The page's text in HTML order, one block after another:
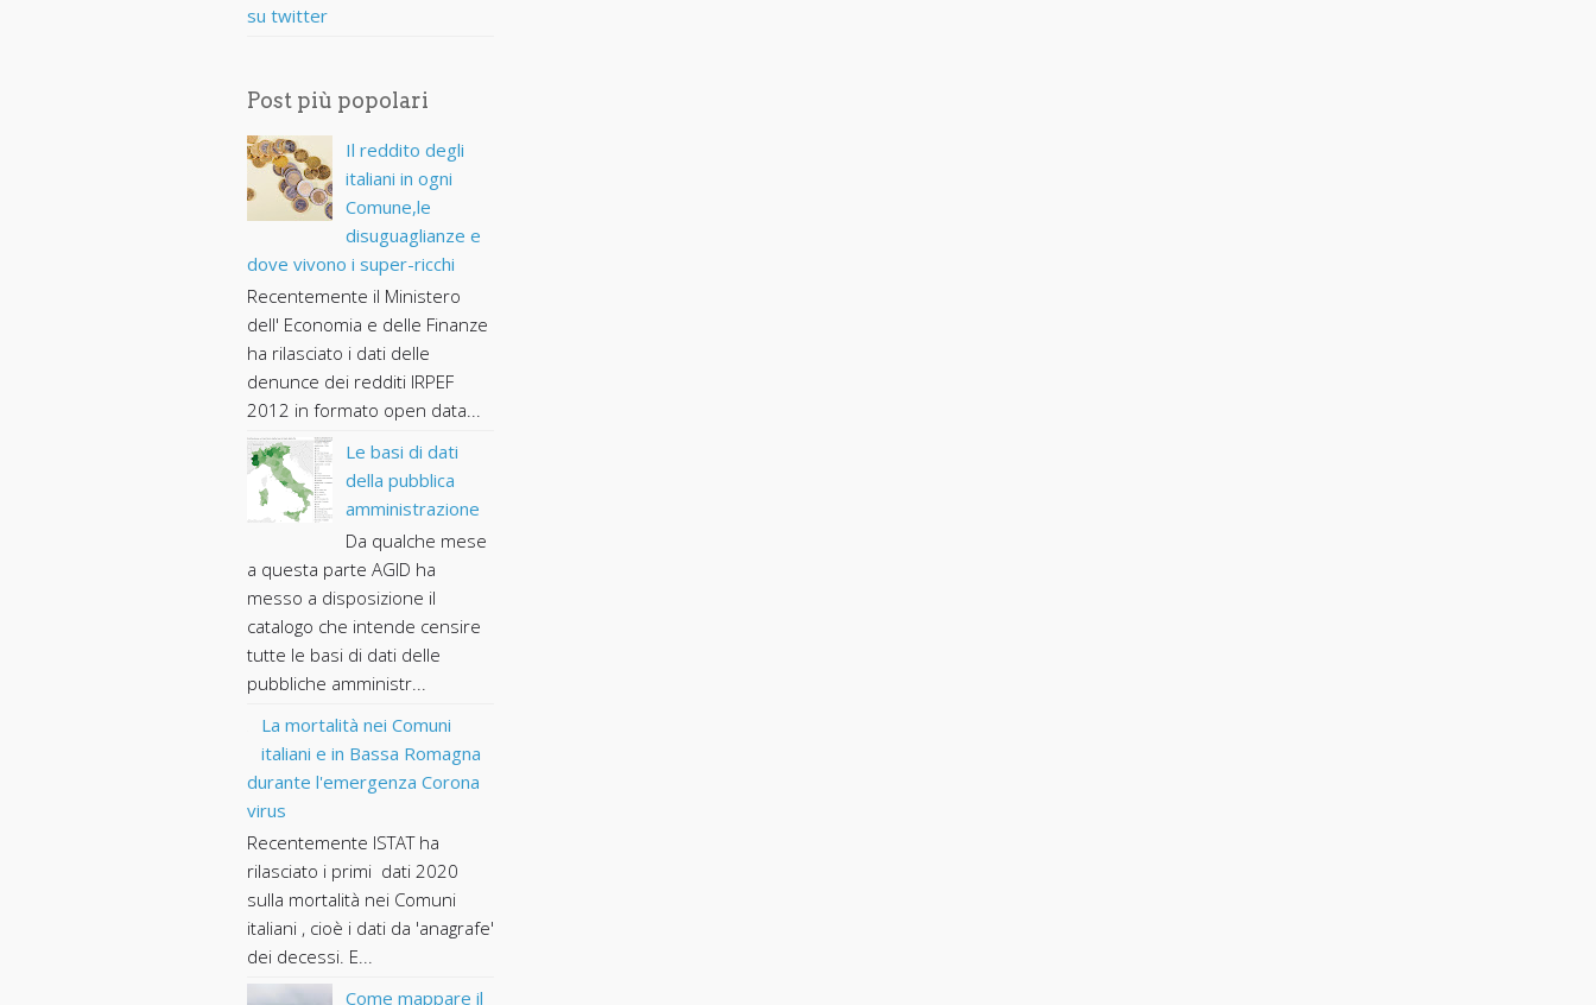
su twitter
Post più popolari
Il reddito degli
italiani in ogni
Comune,le
disuguaglianze e
dove vivono i super-ricchi
Recentemente il Ministero
dell' Economia e delle Finanze
ha rilasciato i dati delle
denunce dei redditi IRPEF
2012 in formato open data...
Le basi di dati
della pubblica
amministrazione
Da qualche mese
a questa parte AGID ha
messo a disposizione il
catalogo che intende censire
tutte le basi di dati delle
pubbliche amministr...
La mortalità nei Comuni
italiani e in Bassa Romagna
durante l'emergenza Corona
virus
Recentemente ISTAT ha
rilasciato i primi dati 2020
sulla mortalità nei Comuni
italiani , cioè i dati da 'anagrafe'
dei decessi. E...
Come mappare il